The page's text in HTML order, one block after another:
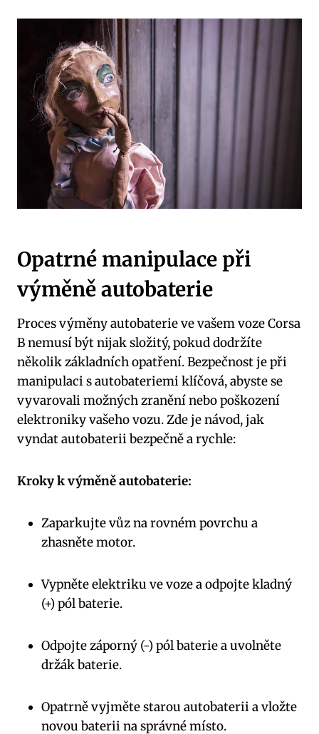
Opatrné manipulace při
výměně autobaterie
Proces výměny autobaterie ve vašem voze Corsa
B nemusí být nijak složitý, pokud dodržíte
několik základních opatření. Bezpečnost je při
manipulaci s autobateriemi klíčová, abyste se
vyvarovali možných zranění nebo poškození
elektroniky vašeho vozu. Zde je návod, jak
vyndat autobaterii bezpečně a rychle:
Kroky k výměně autobaterie:
Zaparkujte vůz na rovném povrchu a
zhasněte motor.
Vypněte elektriku ve voze a odpojte kladný
(+) pól baterie.
Odpojte záporný (-) pól baterie a uvolněte
držák baterie.
Opatrně vyjměte starou autobaterii a vložte
novou baterii na správné místo.